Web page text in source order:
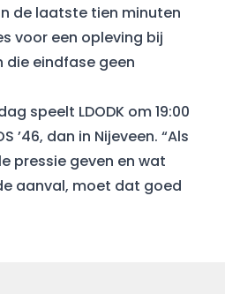
de laatste tien minuten
voor een opleving bij
die eindfase geen
speelt LDODK om 19:00
’46, dan in Nijeveen. “Als
pressie geven en wat
aanval, moet dat goed